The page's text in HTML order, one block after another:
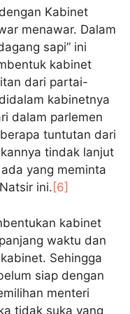
Kabinet
menawar. Dalam
sapi” ini
kabinet
dari partai-
kabinetnya
dalam parlemen
tuntutan dari
tindak lanjut
yang meminta
ini. [6]
kabinet
waktu dan
Sehingga
siap dengan
menteri
tidak suka yang